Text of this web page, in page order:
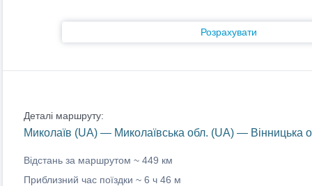
Розрахувати
Деталі маршруту:
Миколаїв (UA) — Миколаївська обл. (UA) — Вінницька
Відстань за маршрутом ~ 449 км
Приблизний час поїздки ~ 6 ч 46 м